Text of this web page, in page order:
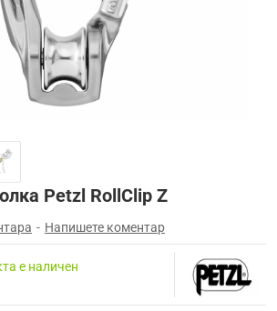
Petzl RollClip Z
е наличен
- Напишете коментар